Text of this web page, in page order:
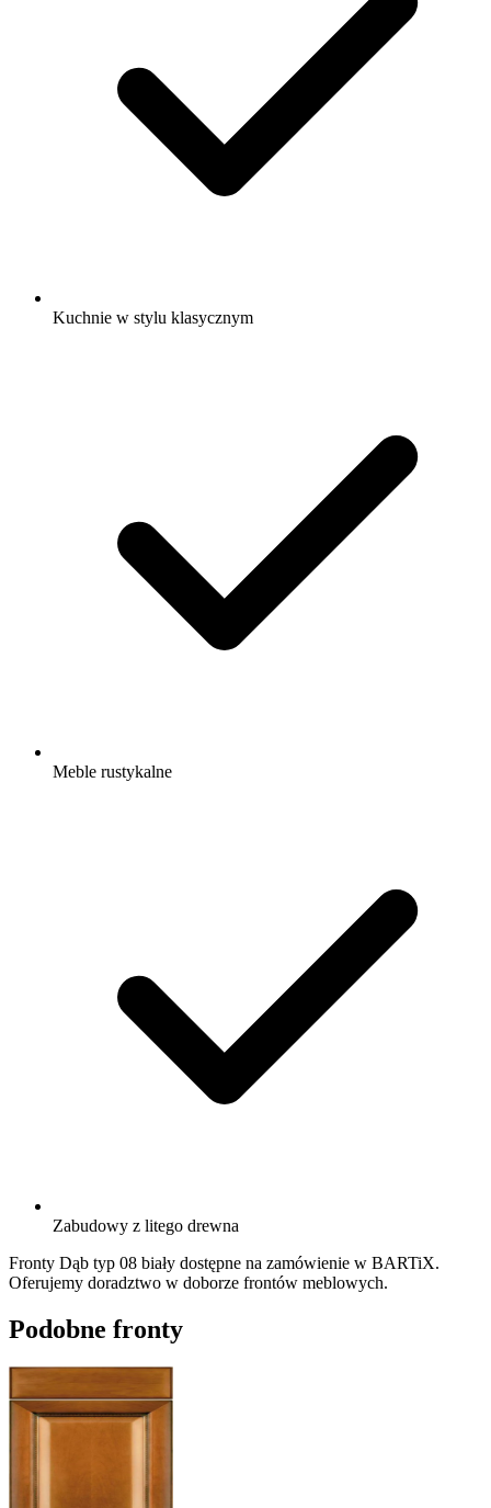
Kuchnie w stylu klasycznym
Meble rustykalne
Zabudowy z litego drewna
Fronty Dąb typ 08 biały dostępne na zamówienie w BARTiX.
Oferujemy doradztwo w doborze frontów meblowych.
Podobne fronty